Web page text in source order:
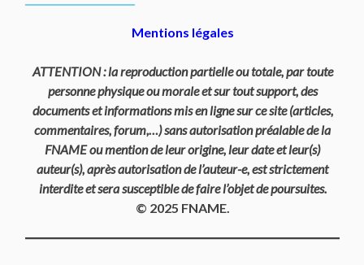
Mentions légales
ATTENTION : la reproduction partielle ou totale, par toute
personne physique ou morale et sur tout support, des
documents et informations mis en ligne sur ce site (articles,
commentaires, forum,…) sans autorisation préalable de la
FNAME ou mention de leur origine, leur date et leur(s)
auteur(s), après autorisation de l’auteur-e, est strictement
interdite et sera susceptible de faire l’objet de poursuites.
© 2025 FNAME.